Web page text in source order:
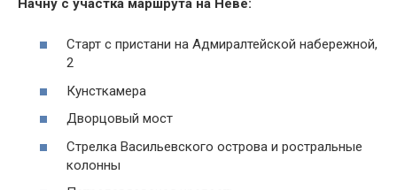
Начну с участка маршрута на Неве:
Старт с пристани на Адмиралтейской набережной,
2
Кунсткамера
Дворцовый мост
Стрелка Васильевского острова и ростральные
колонны